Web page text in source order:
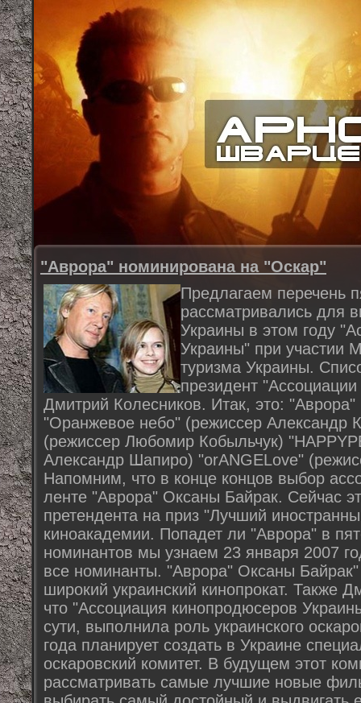
"Аврора" номинирована на "Оскар"
Предлагаем перечень
рассматривались для
Украины в этом году
Украины" при участии
туризма Украины.
президент
Дмитрий Колесников. Итак, это:
"Оранжевое небо" (режиссер Александр
(режиссер Любомир Кобыльчук)
Александр Шапиро) "orANGELove"
Напомним, что в конце концов выбор
ленте "Аврора" Оксаны Байрак. Сейчас
претендента на приз "Лучший
киноакадемии. Попадет ли "Аврора" в
номинантов мы узнаем 23 января 2007
все номинанты. "Аврора" Оксаны
широкий украинский кинопрокат. Также
что "Ассоциация кинопродюсеров
сути, выполнила роль украинского
года планирует создать в Украине
оскаровский комитет. В будущем этот
рассматривать самые лучшие новые